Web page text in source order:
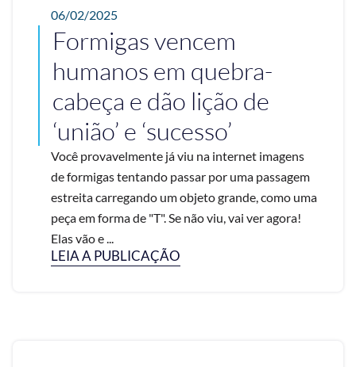
06/02/2025
Formigas vencem
humanos em quebra-
cabeça e dão lição de
‘união’ e ‘sucesso’
Você provavelmente já viu na internet imagens
de formigas tentando passar por uma passagem
estreita carregando um objeto grande, como uma
peça em forma de "T". Se não viu, vai ver agora!
Elas vão e ...
LEIA A PUBLICAÇÃO